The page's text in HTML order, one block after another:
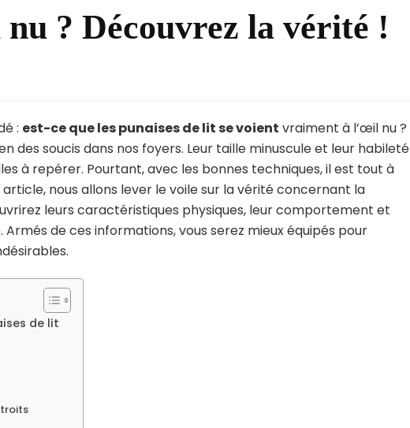
? Découvrez la vérité !
: est-ce que les punaises de lit se voient vraiment à l’œil nu ?
des soucis dans nos foyers. Leur taille minuscule et leur habileté
à repérer. Pourtant, avec les bonnes techniques, il est tout à
nous allons lever le voile sur la vérité concernant la
leurs caractéristiques physiques, leur comportement et
de ces informations, vous serez mieux équipés pour
de lit